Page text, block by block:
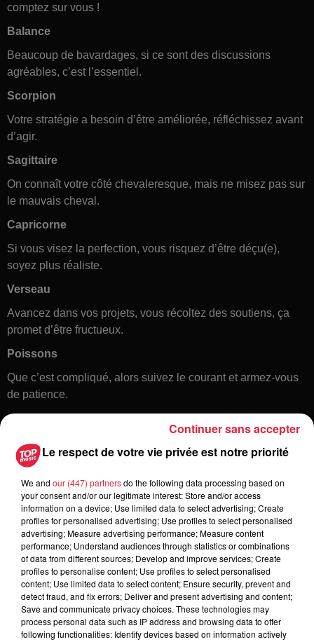
comptez sur vous !
Balance
Beaucoup de bavardages, si ce sont des discussions
agréables, c’est l’essentiel.
Scorpion
Votre stratégie a besoin d’être améliorée, réfléchissez avant
d’agir.
Sagittaire
On connaît votre côté chevaleresque, mais ne misez pas sur
le mauvais cheval.
Capricorne
Si vous visez la perfection, vous risquez d’être déçu(e),
soyez plus réaliste.
Verseau
Avancez dans vos projets, vous récoltez des soutiens, ça
promet d’être fructueux.
Poissons
Que c’est compliqué, alors suivez le courant et armez-vous
de patience.
Toute l'actu
6 août 2026
À Hoerdt, de l’eau brune sort des
robinets
Le respect de votre vie privée est notre priorité
We and our (447) partnersdo the following data processing based on
your consent and/or our legitimate interest: Store and/or access
information on a device; Use limited data to select advertising; Create
profiles for personalised advertising; Use profiles to select personalised
advertising; Measure advertising performance; Measure content
performance; Understand audiences through statistics or combinations
of data from different sources; Develop and improve services; Create
profiles to personalise content; Use profiles to select personalised
content; Use limited data to select content; Ensure security, prevent and
detect fraud, and fix errors; Deliver and present advertising and content;
Save and communicate privacy choices. These technologies may
process personal data such as IP address and browsing data to offer
following functionalities: Identify devices based on information actively
Continuer sans accepter